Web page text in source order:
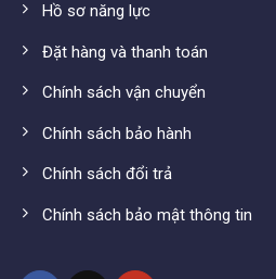
Hồ sơ năng lực
Đặt hàng và thanh toán
Chính sách vận chuyển
Chính sách bảo hành
Chính sách đổi trả
Chính sách bảo mật thông tin